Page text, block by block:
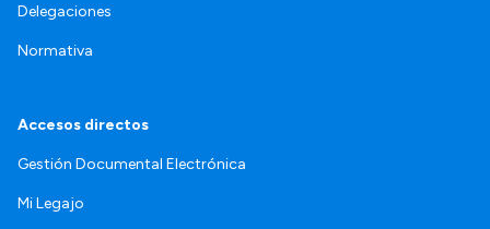
Delegaciones
Normativa
Accesos directos
Gestión Documental Electrónica
Mi Legajo